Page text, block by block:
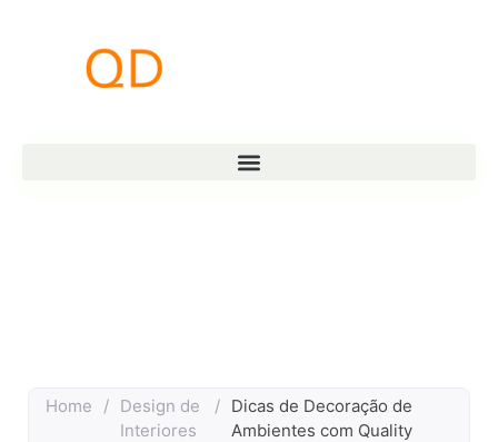
Home / Design de
Interiores
/ Dicas de Decoração de
Ambientes com Quality